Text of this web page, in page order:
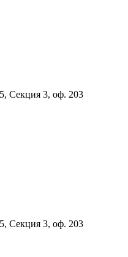
Секция 3, оф. 203
Секция 3, оф. 203